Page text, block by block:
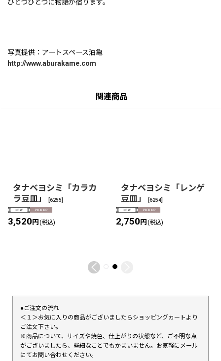
ひとつひとつに物語が宿ります。
写真提供：アートスペース油亀
http://www.aburakame.com
関連商品
タナベヨシミ「カラカ
ラ豆皿」
[6255]
3,520円 (税込)
タナベヨシミ「レンゲ
豆皿」
[6254]
2,750円 (税込)
●ご注文の流れ
＜１＞お気に入りの商品がございましたらショッピングカートより
ご注文下さい。
※商品について、サイズや焼色、仕上がりの状態など、ご不明な点
がございましたら、些細なことでもかまいません。お気軽にメール
にてお問い合わせください。